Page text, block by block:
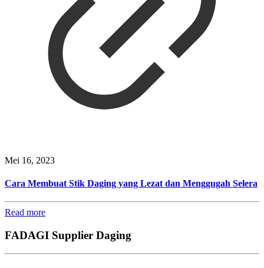
Mei 16, 2023
Cara Membuat Stik Daging yang Lezat dan Menggugah Selera
Read more
FADAGI Supplier Daging